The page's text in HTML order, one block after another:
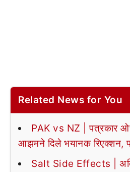
Related News for You
PAK vs NZ | पत्रकार
आझमने दिले भयानक रिएक्शन,
Salt Side Effects |